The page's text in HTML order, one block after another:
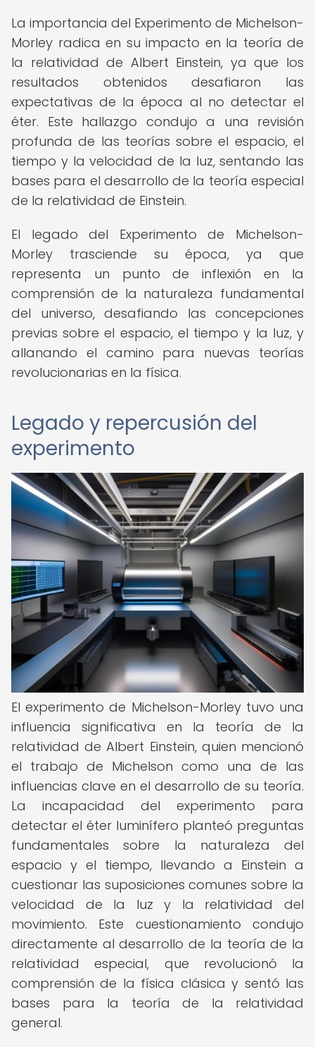
La importancia del Experimento de Michelson-
Morley radica en su impacto en la teoría de
la relatividad de Albert Einstein, ya que los
resultados obtenidos desafiaron las
expectativas de la época al no detectar el
éter. Este hallazgo condujo a una revisión
profunda de las teorías sobre el espacio, el
tiempo y la velocidad de la luz, sentando las
bases para el desarrollo de la teoría especial
de la relatividad de Einstein.
El legado del Experimento de Michelson-
Morley trasciende su época, ya que
representa un punto de inflexión en la
comprensión de la naturaleza fundamental
del universo, desafiando las concepciones
previas sobre el espacio, el tiempo y la luz, y
allanando el camino para nuevas teorías
revolucionarias en la física.
Legado y repercusión del
experimento
El experimento de Michelson-Morley tuvo una
influencia significativa en la teoría de la
relatividad de Albert Einstein, quien mencionó
el trabajo de Michelson como una de las
influencias clave en el desarrollo de su teoría.
La incapacidad del experimento para
detectar el éter luminífero planteó preguntas
fundamentales sobre la naturaleza del
espacio y el tiempo, llevando a Einstein a
cuestionar las suposiciones comunes sobre la
velocidad de la luz y la relatividad del
movimiento. Este cuestionamiento condujo
directamente al desarrollo de la teoría de la
relatividad especial, que revolucionó la
comprensión de la física clásica y sentó las
bases para la teoría de la relatividad
general.